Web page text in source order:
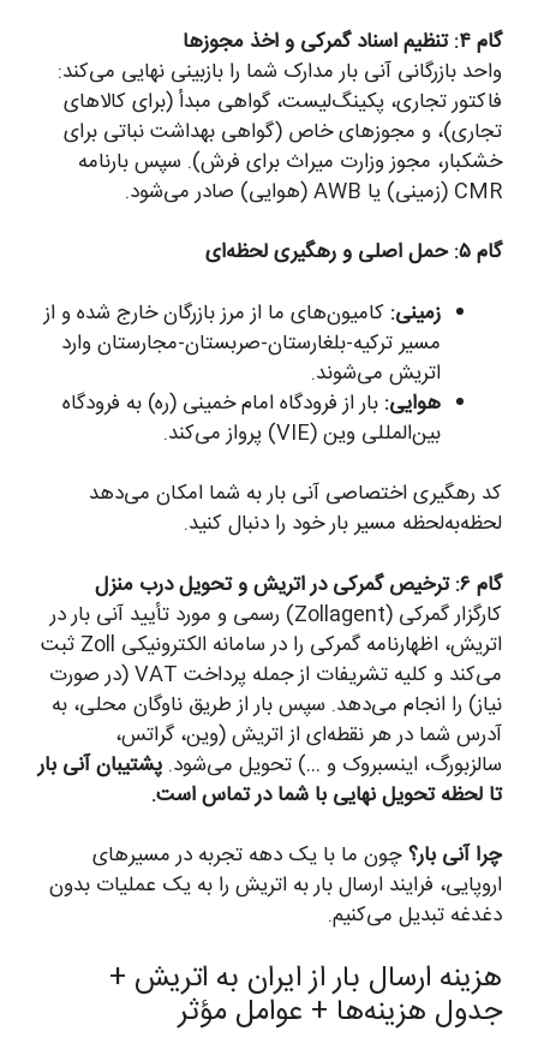
گام ۴: تنظیم اسناد گمرکی و اخذ مجوزها
واحد بازرگانی آنی بار مدارک شما را بازبینی نهایی می‌کند:
فاکتور تجاری، پکینگ‌لیست، گواهی مبدأ (برای کالاهای
تجاری)، و مجوزهای خاص (گواهی بهداشت نباتی برای
خشکبار، مجوز وزارت میراث برای فرش). سپس بارنامه
CMR (زمینی) یا AWB (هوایی) صادر می‌شود.
گام ۵: حمل اصلی و رهگیری لحظه‌ای
زمینی: کامیون‌های ما از مرز بازرگان خارج شده و از
مسیر ترکیه-بلغارستان-صربستان-مجارستان وارد
اتریش می‌شوند.
هوایی: بار از فرودگاه امام خمینی (ره) به فرودگاه
بین‌المللی وین (VIE) پرواز می‌کند.
کد رهگیری اختصاصی آنی بار به شما امکان می‌دهد
لحظه‌به‌لحظه مسیر بار خود را دنبال کنید.
گام ۶: ترخیص گمرکی در اتریش و تحویل درب منزل
کارگزار گمرکی (Zollagent) رسمی و مورد تأیید آنی بار در
اتریش، اظهارنامه گمرکی را در سامانه الکترونیکی Zoll ثبت
می‌کند و کلیه تشریفات از جمله پرداخت VAT (در صورت
نیاز) را انجام می‌دهد. سپس بار از طریق ناوگان محلی، به
آدرس شما در هر نقطه‌ای از اتریش (وین، گراتس،
سالزبورگ، اینسبروک و …) تحویل می‌شود. پشتیبان آنی بار
تا لحظه تحویل نهایی با شما در تماس است.
چرا آنی بار؟چون ما با یک دهه تجربه در مسیرهای
اروپایی، فرایند ارسال بار به اتریش را به یک عملیات بدون
دغدغه تبدیل می‌کنیم.
هزینه ارسال بار از ایران به اتریش +
جدول هزینه‌ها + عوامل مؤثر